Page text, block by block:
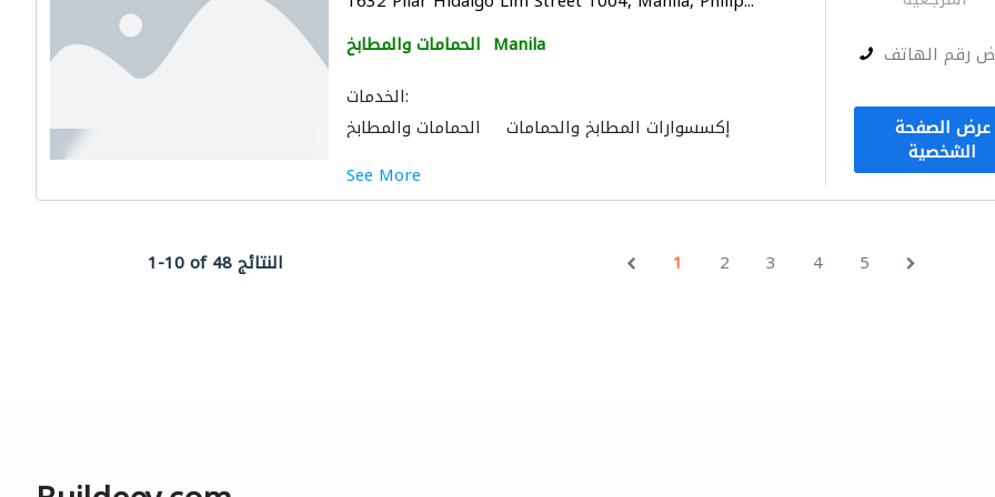
الحمامات والمطابخ Manila
الخدمات:
الحمامات والمطابخ
إكسسوارات المطابخ والحمامات
See More
رقم الهاتف
عرض الصفحة
الشخصية
1-10 of 48 النتائج 1 2 3 4 5